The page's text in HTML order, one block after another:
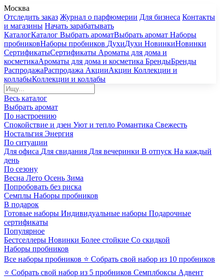
Москва
Отследить заказ Журнал о парфюмерии Для бизнеса Контакты
и магазины Начать зарабатывать
КаталогКаталог Выбрать ароматВыбрать аромат Наборы
пробниковНаборы пробников ДухиДухи НовинкиНовинки
СертификатыСертификаты Ароматы для дома и
косметикаАроматы для дома и косметика БрендыБренды
РаспродажаРаспродажа АкцииАкции Коллекции и
коллабыКоллекции и коллабы
Весь каталог
Выбрать аромат
По настроению
Спокойствие и дзен Уют и тепло Романтика Свежесть
Ностальгия Энергия
По ситуации
Для офиса Для свидания Для вечеринки В отпуск На каждый
день
По сезону
Весна Лето Осень Зима
Попробовать без риска
Семплы Наборы пробников
В подарок
Готовые наборы Индивидуальные наборы Подарочные
сертификаты
Популярное
Бестселлеры Новинки Более стойкие Со скидкой
Наборы пробников
Все наборы пробников ⭐ Собрать свой набор из 10 пробников
⭐ Собрать свой набор из 5 пробников Семплбоксы Адвент